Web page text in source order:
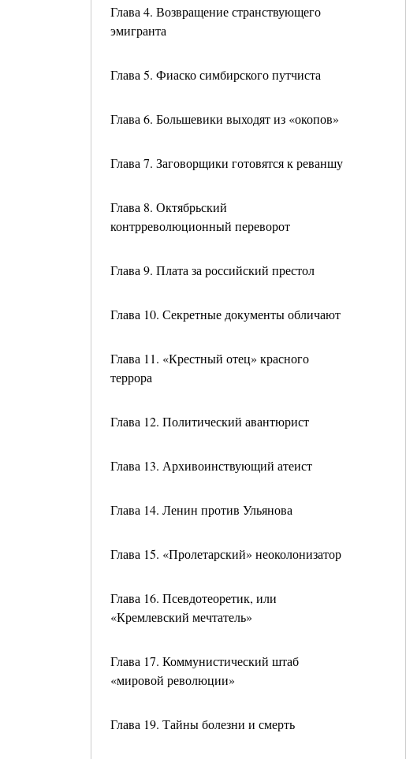
Глава 4. Возвращение странствующего
эмигранта
Глава 5. Фиаско симбирского путчиста
Глава 6. Большевики выходят из «окопов»
Глава 7. Заговорщики готовятся к реваншу
Глава 8. Октябрьский
контрреволюционный переворот
Глава 9. Плата за российский престол
Глава 10. Секретные документы обличают
Глава 11. «Крестный отец» красного
террора
Глава 12. Политический авантюрист
Глава 13. Архивоинствующий атеист
Глава 14. Ленин против Ульянова
Глава 15. «Пролетарский» неоколонизатор
Глава 16. Псевдотеоретик, или
«Кремлевский мечтатель»
Глава 17. Коммунистический штаб
«мировой революции»
Глава 19. Тайны болезни и смерть